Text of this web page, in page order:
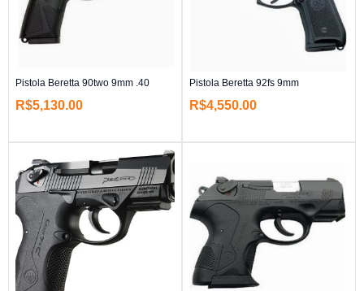
Pistola Beretta 90two 9mm .40
R$5,130.00
Pistola Beretta 92fs 9mm
R$4,550.00